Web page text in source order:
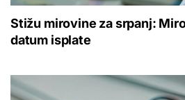
Stižu mirovine za srpanj:
datum isplate